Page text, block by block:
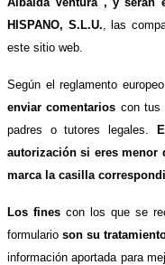
HISPANO, S.L.U. , las
este sitio web.
Según el reglamento
enviar comentarios con tus
padres o tutores legales.
autorización si eres menor
marca la casilla
Los finescon los que se
formularioson su
información aportada para